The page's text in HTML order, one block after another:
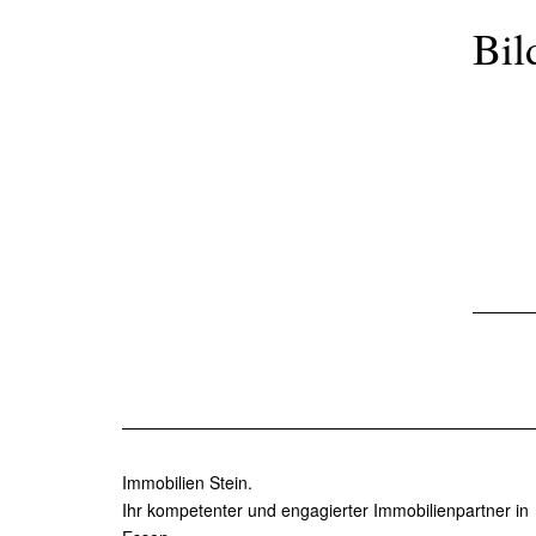
Immobilien Stein.
Ihr kompetenter und engagierter Immobilienpartner in